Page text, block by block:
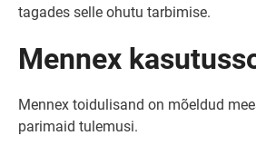
tagades selle ohutu tarbimise.
Mennex
Mennex toidulisand on mõeldud
parimaid tulemusi.